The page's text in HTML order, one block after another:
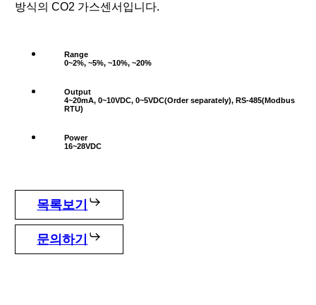
방식의 CO2 가스센서입니다.
Range
0~2%, ~5%, ~10%, ~20%
Output
4~20mA, 0~10VDC, 0~5VDC(Order separately), RS-485(Modbus
RTU)
Power
16~28VDC
목록보기
문의하기